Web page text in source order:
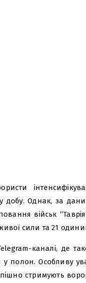
добу. Однак, за
військ
сили та 21
каналі, де
полон. Особливу
стримують